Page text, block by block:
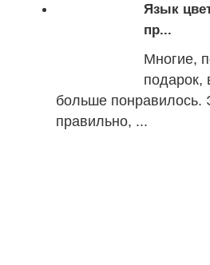
Язык
пр...
Многие,
подарок,
больше понравилось.
правильно, ...